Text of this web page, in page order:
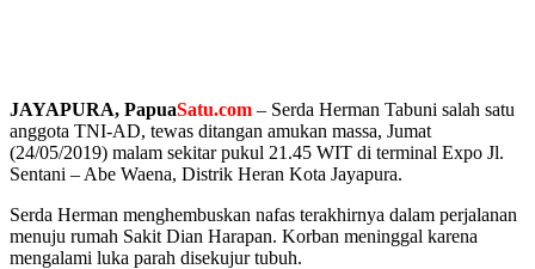
JAYAPURA, PapuaSatu.com – Serda Herman Tabuni salah satu
anggota TNI-AD, tewas ditangan amukan massa, Jumat
(24/05/2019) malam sekitar pukul 21.45 WIT di terminal Expo Jl.
Sentani – Abe Waena, Distrik Heran Kota Jayapura.
Serda Herman menghembuskan nafas terakhirnya dalam perjalanan
menuju rumah Sakit Dian Harapan. Korban meninggal karena
mengalami luka parah disekujur tubuh.